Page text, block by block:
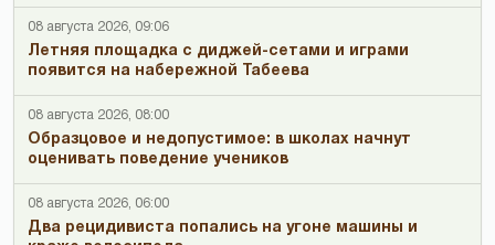
08 августа 2026, 09:06
Летняя площадка с диджей-сетами и играми
появится на набережной Табеева
08 августа 2026, 08:00
Образцовое и недопустимое: в школах начнут
оценивать поведение учеников
08 августа 2026, 06:00
Два рецидивиста попались на угоне машины и